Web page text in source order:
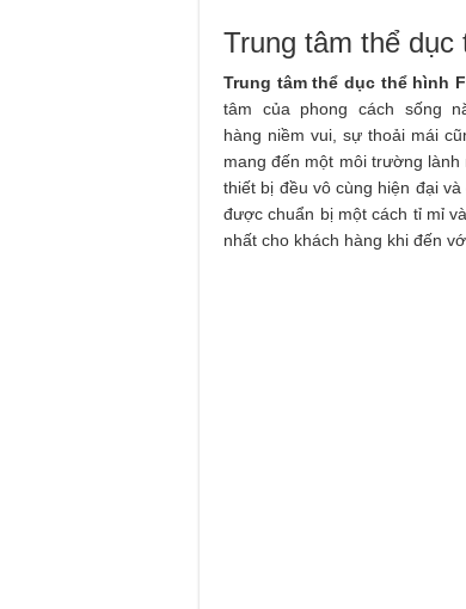
Trung tâm thể dục
Trung tâm thể dục thể hình
tâm của phong cách sống
hàng niềm vui, sự thoải mái
mang đến một môi trường
thiết bị đều vô cùng hiện đại
được chuẩn bị một cách tỉ mỉ
nhất cho khách hàng khi đến